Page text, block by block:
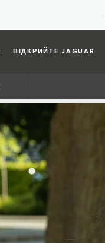
ВІДКРИЙТЕ JAGUAR